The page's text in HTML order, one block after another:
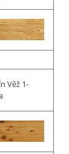
Věž 1-